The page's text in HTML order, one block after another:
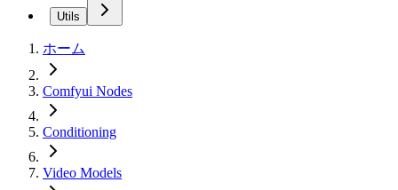
Utils
ホーム
Comfyui Nodes
Conditioning
Video Models